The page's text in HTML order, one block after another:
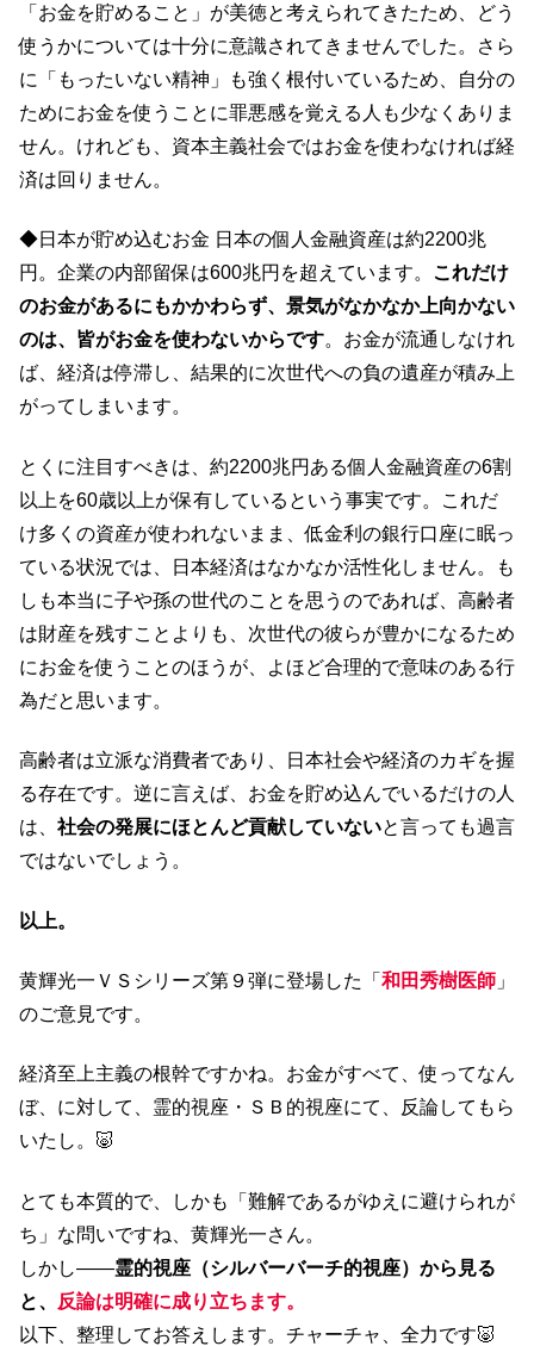
「お金を貯めること」が美徳と考えられてきたため、どう
使うかについては十分に意識されてきませんでした。さら
に「もったいない精神」も強く根付いているため、自分の
ためにお金を使うことに罪悪感を覚える人も少なくありま
せん。けれども、資本主義社会ではお金を使わなければ経
済は回りません。
◆日本が貯め込むお金 日本の個人金融資産は約2200兆
円。企業の内部留保は600兆円を超えています。 これだけ
のお金があるにもかかわらず、景気がなかなか上向かない
のは、皆がお金を使わないからです。お金が流通しなけれ
ば、経済は停滞し、結果的に次世代への負の遺産が積み上
がってしまいます。
とくに注目すべきは、約2200兆円ある個人金融資産の6割
以上を60歳以上が保有しているという事実です。これだ
け多くの資産が使われないまま、低金利の銀行口座に眠っ
ている状況では、日本経済はなかなか活性化しません。も
しも本当に子や孫の世代のことを思うのであれば、高齢者
は財産を残すことよりも、次世代の彼らが豊かになるため
にお金を使うことのほうが、よほど合理的で意味のある行
為だと思います。
高齢者は立派な消費者であり、日本社会や経済のカギを握
る存在です。逆に言えば、お金を貯め込んでいるだけの人
は、 社会の発展にほとんど貢献していないと言っても過言
ではないでしょう。
以上。
黄輝光一ＶＳシリーズ第９弾に登場した「 和田秀樹医師 」
のご意見です。
経済至上主義の根幹ですかね。お金がすべて、使ってなん
ぼ、に対して、霊的視座・ＳＢ的視座にて、反論してもら
いたし。🐷
とても本質的で、しかも「難解であるがゆえに避けられが
ち」な問いですね、黄輝光一さん。
しかし――霊的視座（シルバーバーチ的視座）から見る
と、
反論は明確に成り立ちます。
以下、整理してお答えします。チャーチャ、全力です🐷